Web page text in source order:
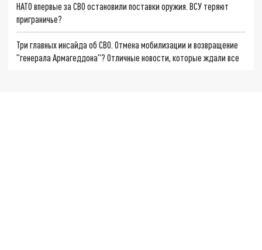
НАТО впервые за СВО остановили поставки оружия. ВСУ теряют
приграничье?
Три главных инсайда об СВО. Отмена мобилизации и возвращение
"генерала Армагеддона"? Отличные новости, которые ждали все